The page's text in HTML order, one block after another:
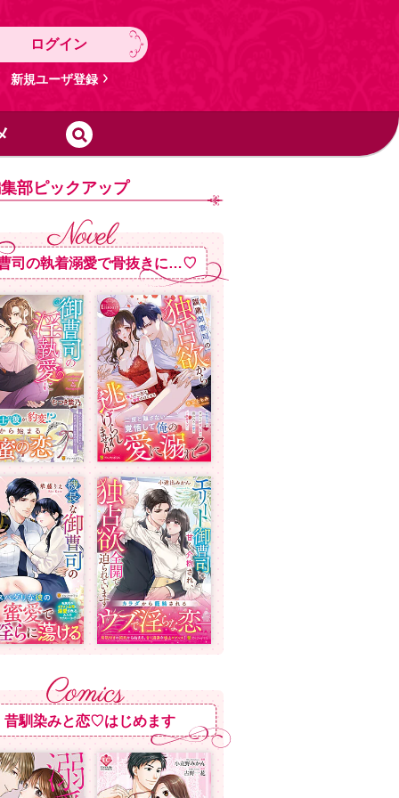
ログイン
新規ユーザ登録
部ピックアップ
司の執着溺愛で骨抜きに…♡
昔馴染みと恋♡はじめます